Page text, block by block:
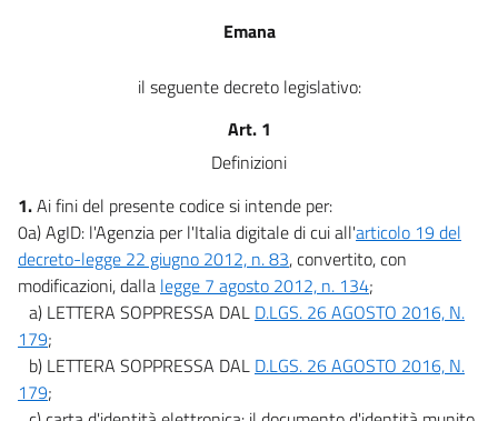
Capo IV
45
46
47
48
Capo V
DATI DELLE PUBBLICHE AMMINISTRAZIONI
Emana
il seguente decreto legislativo:
Art. 1
Definizioni
1.Ai fini del presente codice si intende per:
0a) AgID: l'Agenzia per l'Italia digitale di cui all'articolo 19 del
decreto-legge 22 giugno 2012, n. 83, convertito, con
modificazioni, dalla legge 7 agosto 2012, n. 134;
a) LETTERA SOPPRESSA DAL D.LGS. 26 AGOSTO 2016, N.
179;
b) LETTERA SOPPRESSA DAL D.LGS. 26 AGOSTO 2016, N.
179;